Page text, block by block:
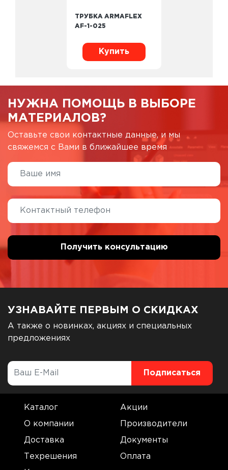
ТРУБКА ARMAFLEX
AF-1-025
Купить
НУЖНА ПОМОЩЬ В ВЫБОРЕ
МАТЕРИАЛОВ?
Оставьте свои контактные данные, и мы
свяжемся с Вами в ближайшее время
УЗНАВАЙТЕ ПЕРВЫМ О СКИДКАХ
А также о новинках, акциях и специальных
предложениях
Каталог Акции
О компании Производители
Доставка Документы
Техрешения Оплата